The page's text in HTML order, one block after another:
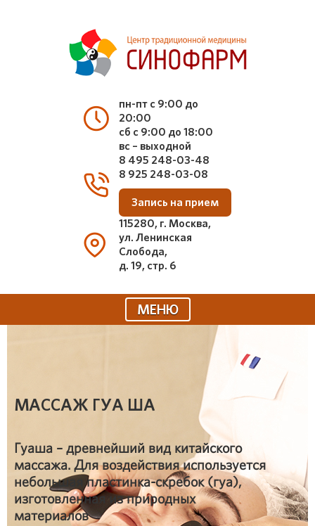
пн-пт с 9:00 до
20:00
сб с 9:00 до 18:00
вс – выходной
8 495 248-03-48
8 925 248-03-08
Запись на прием
115280, г. Москва,
ул. Ленинская
Слобода,
д. 19, стр. 6
МЕНЮ
МАССАЖ ГУА ША
Гуаша – древнейший вид китайского
массажа. Для воздействия используется
небольшая пластинка-скребок (гуа),
изготовленная из природных
материалов